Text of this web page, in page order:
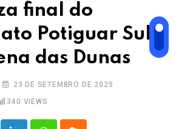
final do
Potiguar Sub-
das Dunas
23 DE SETEMBRO DE 2025
340 VIEWS